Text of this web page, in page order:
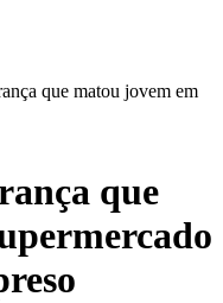
que matou jovem em
que